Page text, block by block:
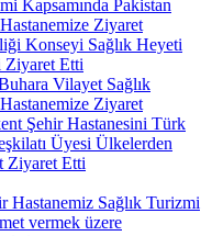
Kapsamında Pakistan
Ziyaret
Konseyi Sağlık Heyeti
Ziyaret Etti
Vilayet Sağlık
Ziyaret
Şehir Hastanesini Türk
Üyesi Ülkelerden
Ziyaret Etti
Hastanemiz Sağlık Turizmi
vermek üzere